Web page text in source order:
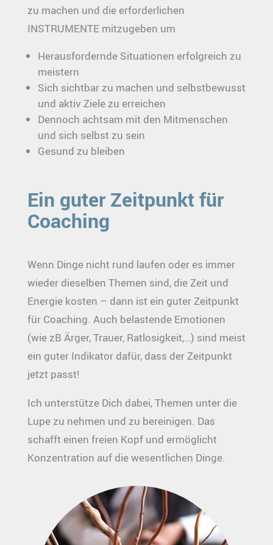
zu machen und die erforderlichen
INSTRUMENTE mitzugeben um
Herausfordernde Situationen erfolgreich zu
meistern
Sich sichtbar zu machen und selbstbewusst
und aktiv Ziele zu erreichen
Dennoch achtsam mit den Mitmenschen
und sich selbst zu sein
Gesund zu bleiben
Ein guter Zeitpunkt für
Coaching
Wenn Dinge nicht rund laufen oder es immer
wieder dieselben Themen sind, die Zeit und
Energie kosten – dann ist ein guter Zeitpunkt
für Coaching. Auch belastende Emotionen
(wie zB Ärger, Trauer, Ratlosigkeit,…) sind meist
ein guter Indikator dafür, dass der Zeitpunkt
jetzt passt!
Ich unterstütze Dich dabei, Themen unter die
Lupe zu nehmen und zu bereinigen. Das
schafft einen freien Kopf und ermöglicht
Konzentration auf die wesentlichen Dinge.